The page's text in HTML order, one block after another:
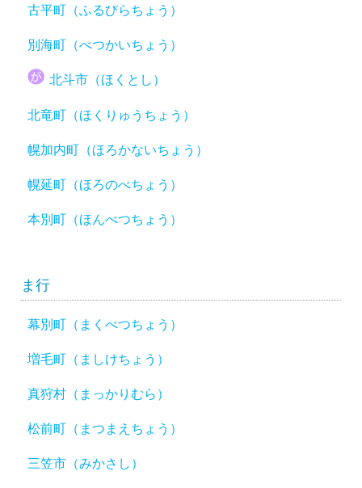
古平町（ふるびらちょう）
別海町（べつかいちょう）
北斗市（ほくとし）
北竜町（ほくりゅうちょう）
幌加内町（ほろかないちょう）
幌延町（ほろのべちょう）
本別町（ほんべつちょう）
ま行
幕別町（まくべつちょう）
増毛町（ましけちょう）
真狩村（まっかりむら）
松前町（まつまえちょう）
三笠市（みかさし）